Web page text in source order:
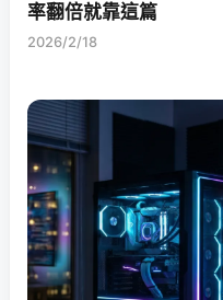
率翻倍就靠這篇
2026/2/18